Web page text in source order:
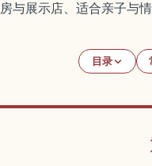
与展示店、适合亲子与
目录